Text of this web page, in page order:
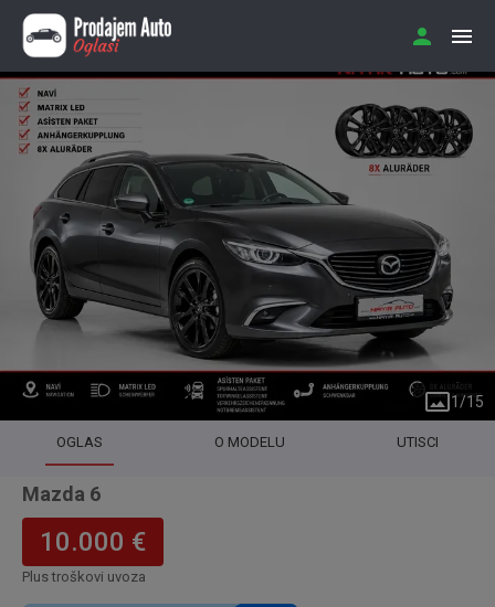
1 /15
OGLAS O MODELU UTISCI
Mazda 6
10.000 €
Plus troškovi uvoza